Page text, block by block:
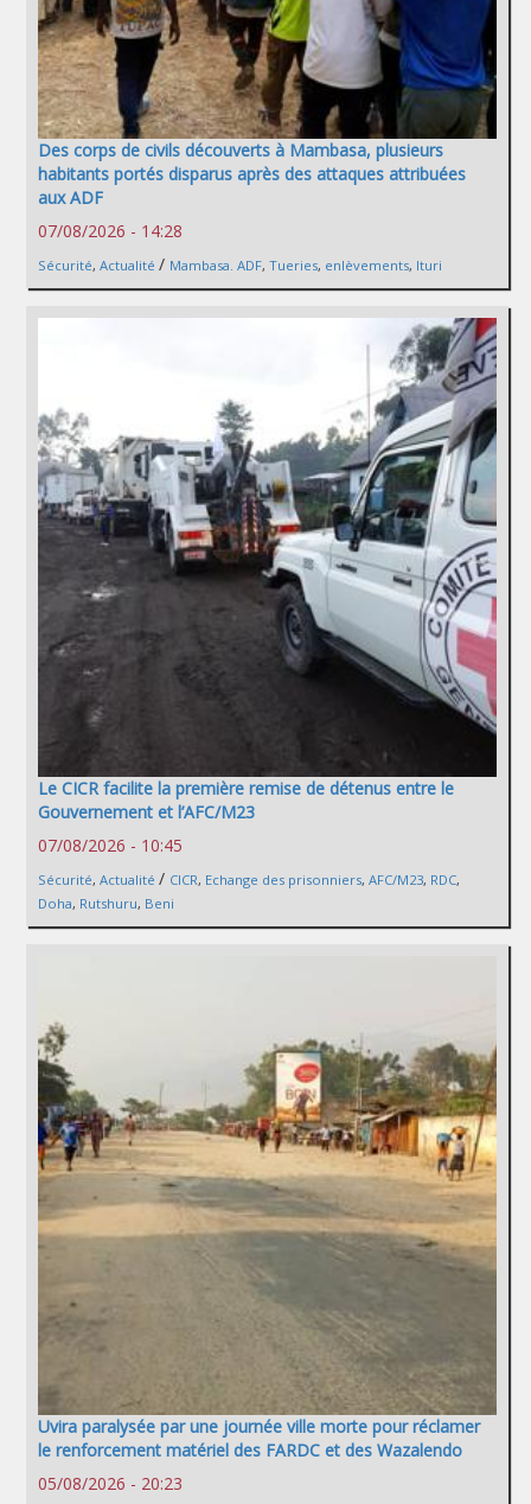
Des corps de civils découverts à Mambasa, plusieurs
habitants portés disparus après des attaques attribuées
aux ADF
07/08/2026 - 14:28
Sécurité, Actualité / Mambasa. ADF, Tueries, enlèvements, Ituri
Le CICR facilite la première remise de détenus entre le
Gouvernement et l’AFC/M23
07/08/2026 - 10:45
Sécurité, Actualité / CICR, Echange des prisonniers, AFC/M23, RDC,
Doha, Rutshuru, Beni
Uvira paralysée par une journée ville morte pour réclamer
le renforcement matériel des FARDC et des Wazalendo
05/08/2026 - 20:23